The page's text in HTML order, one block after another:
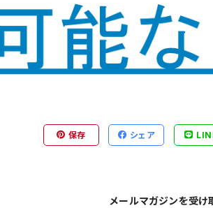
保存 シェア
メールマガジンを受け